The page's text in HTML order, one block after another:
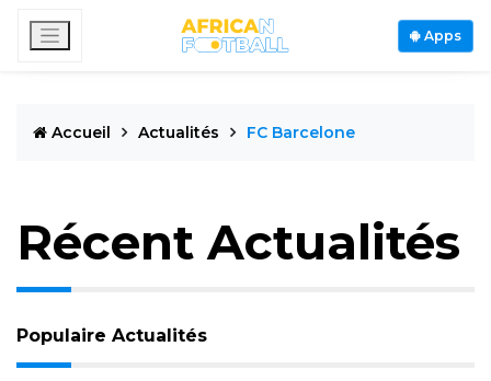
Apps
Accueil Actualités FC Barcelone
Récent Actualités
Populaire Actualités